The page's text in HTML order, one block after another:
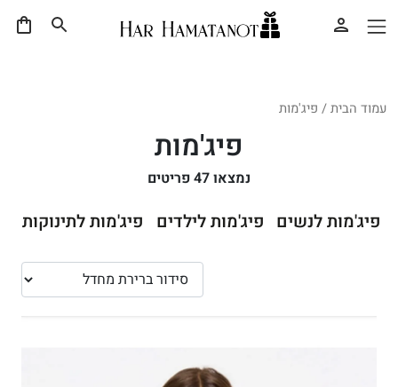
עמוד הבית/ פיג'מות
פיג'מות
נמצאו47פריטים
פיג'מות לנשים פיג'מות לילדים פיג'מות לתינוקות